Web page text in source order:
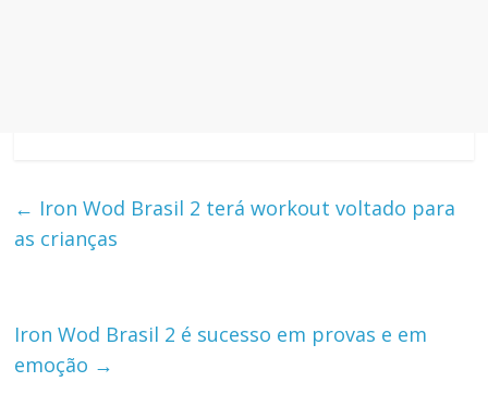
← Iron Wod Brasil 2 terá workout voltado para
as crianças
Iron Wod Brasil 2 é sucesso em provas e em
emoção →